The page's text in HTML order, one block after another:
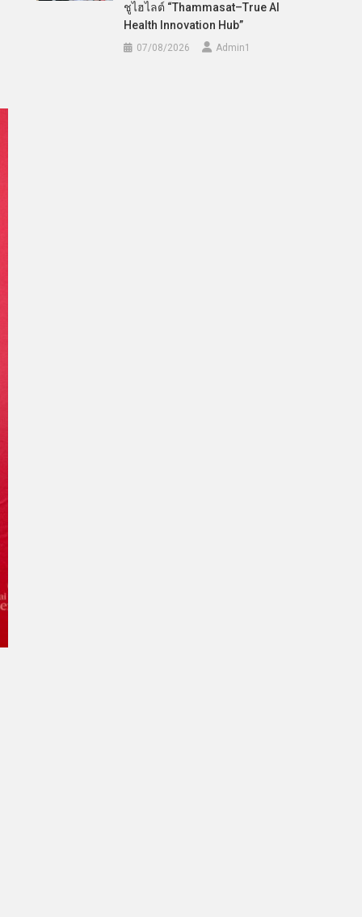
ชูไฮไลต์ “Thammasat–True AI
Health Innovation Hub”
07/08/2026 Admin​1